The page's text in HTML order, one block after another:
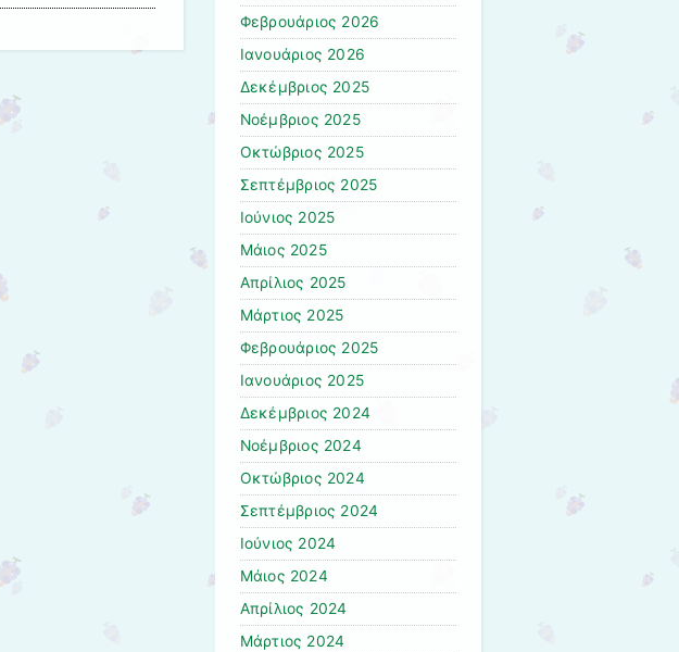
Φεβρουάριος 2026
Ιανουάριος 2026
Δεκέμβριος 2025
Νοέμβριος 2025
Οκτώβριος 2025
Σεπτέμβριος 2025
Ιούνιος 2025
Μάιος 2025
Απρίλιος 2025
Μάρτιος 2025
Φεβρουάριος 2025
Ιανουάριος 2025
Δεκέμβριος 2024
Νοέμβριος 2024
Οκτώβριος 2024
Σεπτέμβριος 2024
Ιούνιος 2024
Μάιος 2024
Απρίλιος 2024
Μάρτιος 2024